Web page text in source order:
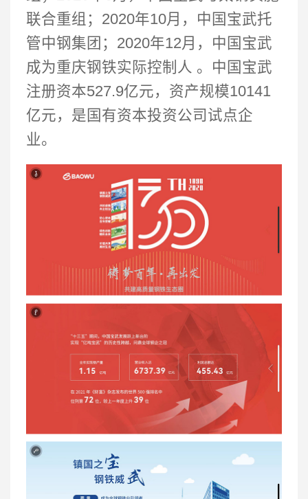
联合重组；2020年10月，中国宝武托
管中钢集团；2020年12月，中国宝武
成为重庆钢铁实际控制人 。中国宝武
注册资本527.9亿元，资产规模10141
亿元，是国有资本投资公司试点企
业。